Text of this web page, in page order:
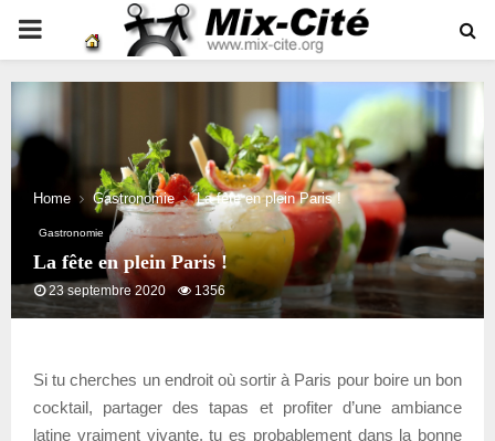
PRIMARY
MENU
Home Gastronomie La fête en plein Paris !
Gastronomie
La fête en plein Paris !
23 septembre 2020 1356
Si tu cherches un endroit où sortir à Paris pour boire un bon
cocktail, partager des tapas et profiter d’une ambiance
latine vraiment vivante, tu es probablement dans la bonne